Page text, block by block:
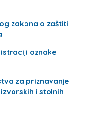
zakona o zaštiti
oznake
za priznavanje
i stolnih